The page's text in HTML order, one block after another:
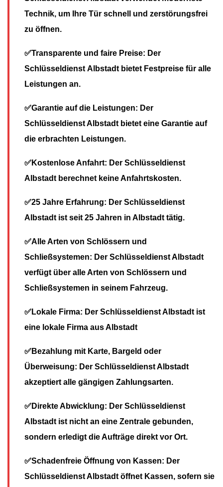
Technik, um Ihre Tür schnell und zerstörungsfrei
zu öffnen.
✅Transparente und faire Preise: Der
Schlüsseldienst Albstadt bietet Festpreise für alle
Leistungen an.
✅Garantie auf die Leistungen: Der
Schlüsseldienst Albstadt bietet eine Garantie auf
die erbrachten Leistungen.
✅Kostenlose Anfahrt: Der Schlüsseldienst
Albstadt berechnet keine Anfahrtskosten.
✅25 Jahre Erfahrung: Der Schlüsseldienst
Albstadt ist seit 25 Jahren in Albstadt tätig.
✅Alle Arten von Schlössern und
Schließsystemen: Der Schlüsseldienst Albstadt
verfügt über alle Arten von Schlössern und
Schließsystemen in seinem Fahrzeug.
✅Lokale Firma: Der Schlüsseldienst Albstadt ist
eine lokale Firma aus Albstadt
✅Bezahlung mit Karte, Bargeld oder
Überweisung: Der Schlüsseldienst Albstadt
akzeptiert alle gängigen Zahlungsarten.
✅Direkte Abwicklung: Der Schlüsseldienst
Albstadt ist nicht an eine Zentrale gebunden,
sondern erledigt die Aufträge direkt vor Ort.
✅Schadenfreie Öffnung von Kassen: Der
Schlüsseldienst Albstadt öffnet Kassen, sofern sie